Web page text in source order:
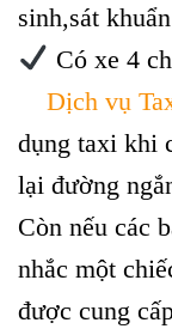
sinh,sát
Có xe 4
Dịch vụ
dụng taxi khi
lại đường
Còn nếu các
nhắc một
được cung